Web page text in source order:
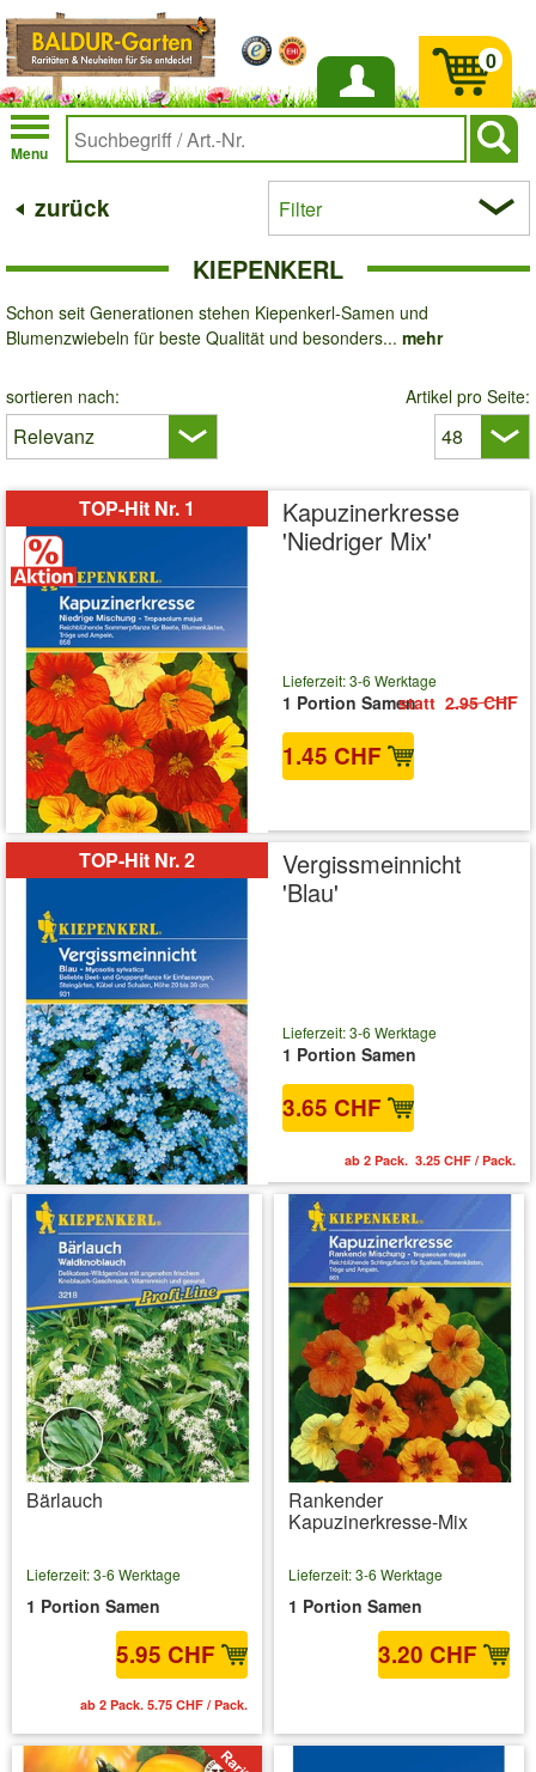
Anmelden
Menu
0
zurück Filter
KIEPENKERL
Schon seit Generationen stehen Kiepenkerl-Samen und
Blumenzwiebeln für beste Qualität und besonders... mehr
sortieren nach: Artikel pro Seite:
TOP-Hit Nr. 1
Kapuzinerkresse
'Niedriger Mix'
Lieferzeit: 3-6 Werktage
1 Portion Samen
1.45 CHF
statt 2.95 CHF
TOP-Hit Nr. 2
Vergissmeinnicht
'Blau'
Lieferzeit: 3-6 Werktage
1 Portion Samen
3.65 CHF
ab 2 Pack. 3.25 CHF / Pack.
Bärlauch
Lieferzeit: 3-6 Werktage
1 Portion Samen
5.95 CHF
ab 2 Pack. 5.75 CHF / Pack.
Rankender
Kapuzinerkresse-Mix
Lieferzeit: 3-6 Werktage
1 Portion Samen
3.20 CHF